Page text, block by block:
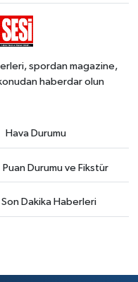
spordan magazine,
haberdar olun
Hava Durumu
Puan Durumu ve Fikstür
Son Dakika Haberleri